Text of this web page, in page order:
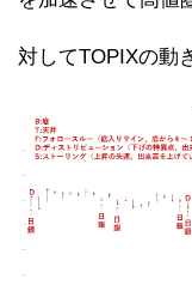
対してTOPIXの動